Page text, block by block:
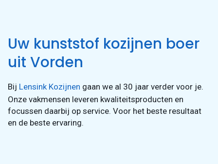
Uw kunststof kozijnen boer
uit Vorden
Bij Lensink Kozijnen gaan we al 30 jaar verder voor je.
Onze vakmensen leveren kwaliteitsproducten en
focussen daarbij op service. Voor het beste resultaat
en de beste ervaring.